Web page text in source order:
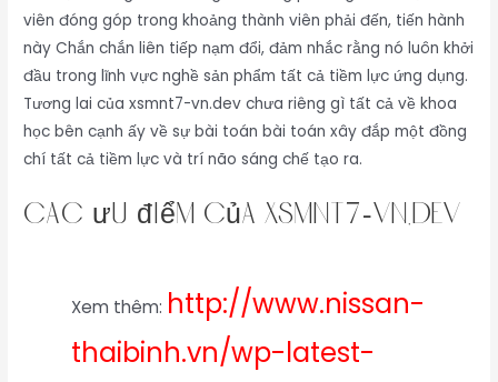
viên đóng góp trong khoảng thành viên phải đến, tiến hành
này Chắn chắn liên tiếp nạm đổi, đảm nhắc rằng nó luôn khởi
đầu trong lĩnh vực nghề sản phẩm tất cả tiềm lực ứng dụng.
Tương lai của xsmnt7-vn.dev chưa riêng gì tất cả về khoa
học bên cạnh ấy về sự bài toán bài toán xây đắp một đồng
chí tất cả tiềm lực và trí não sáng chế tạo ra.
Các ưu điểm của xsmnt7-vn.dev
Xem thêm: http://www.nissan-
thaibinh.vn/wp-latest-